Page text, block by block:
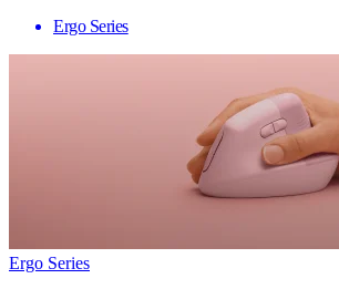
Ergo Series
Ergo Series